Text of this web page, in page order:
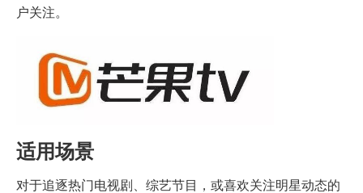
户关注。
适用场景
对于追逐热门电视剧、综艺节目，或喜欢关注明星动态的